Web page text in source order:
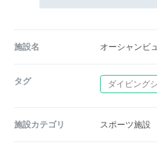
施設名 オーシャンビ
タグ ダイビング
施設カテゴリ スポーツ施設